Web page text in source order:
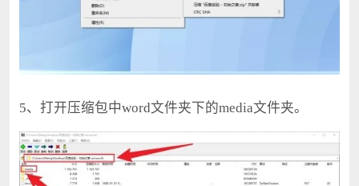
5、打开压缩包中word文件夹下的media文件夹。